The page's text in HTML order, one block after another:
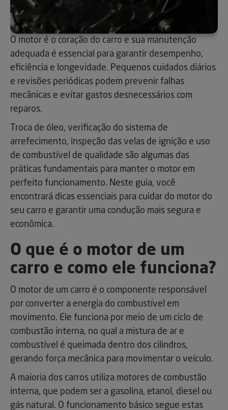
O motor é o coração do carro e sua manutenção
adequada é essencial para garantir desempenho,
eficiência e longevidade. Pequenos cuidados diários
e revisões periódicas podem prevenir falhas
mecânicas e evitar gastos desnecessários com
reparos.
Troca de óleo, verificação do sistema de
arrefecimento, inspeção das velas de ignição e uso
de combustível de qualidade são algumas das
práticas fundamentais para manter o motor em
perfeito funcionamento. Neste guia, você
encontrará dicas essenciais para cuidar do motor do
seu carro e garantir uma condução mais segura e
econômica.
O que é o motor de um
carro e como ele funciona?
O motor de um carro é o componente responsável
por converter a energia do combustível em
movimento. Ele funciona por meio de um ciclo de
combustão interna, no qual a mistura de ar e
combustível é queimada dentro dos cilindros,
gerando força mecânica para movimentar o veículo.
A maioria dos carros utiliza motores de combustão
interna, que podem ser a gasolina, etanol, diesel ou
gás natural. O funcionamento básico segue estas